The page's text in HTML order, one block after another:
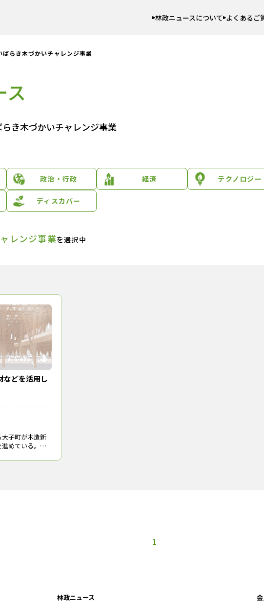
林政ニュースについて よくあるご
ばらき木づかいチャレンジ事業
ス
き木づかいチャレンジ事業
政治・行政 経済 テクノロジー
ディスカバー
レンジ事業を選択中
などを活用し
子町が木造新
めている。建
は延床面積約
1
林政ニュース